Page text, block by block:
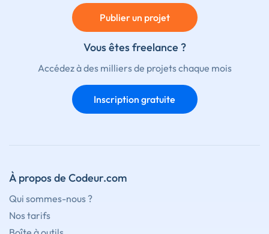
Publier un projet
Vous êtes freelance ?
Accédez à des milliers de projets chaque mois
Inscription gratuite
À propos de Codeur.com
Qui sommes-nous ?
Nos tarifs